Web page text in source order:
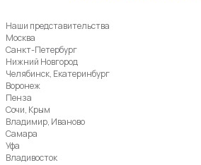
Наши представительства
Москва
Санкт-Петербург
Нижний Новгород
Челябинск, Екатеринбург
Воронеж
Пенза
Сочи, Крым
Владимир, Иваново
Самара
Уфа
Владивосток